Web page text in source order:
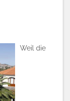
Weil die